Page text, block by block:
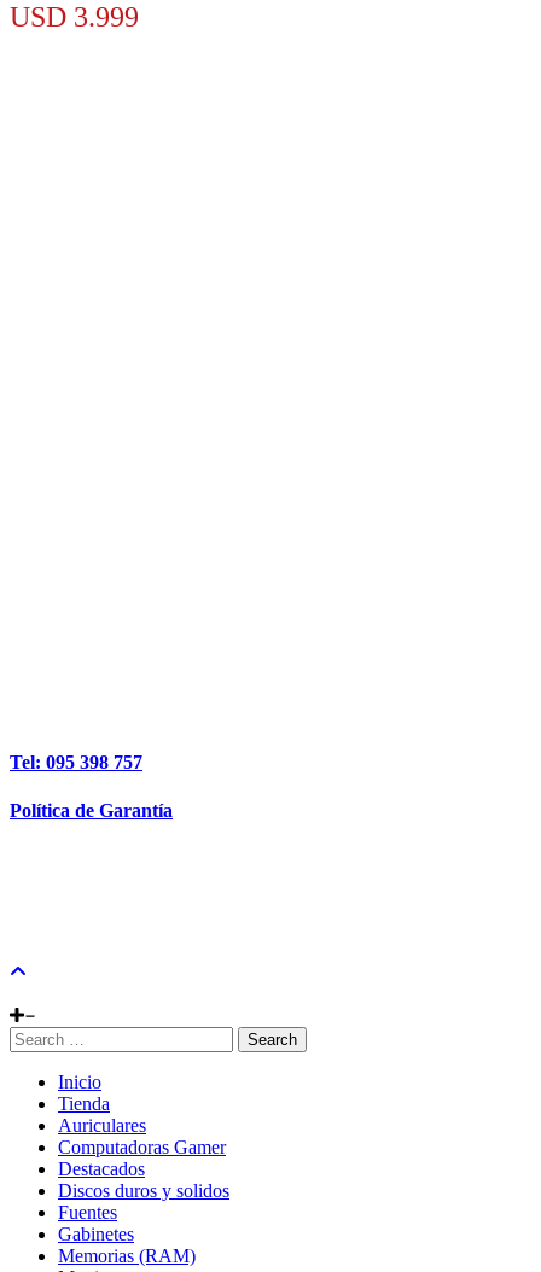
USD 3.999
Tel: 095 398 757
Política de Garantía
Search
Inicio
Tienda
Auriculares
Computadoras Gamer
Destacados
Discos duros y solidos
Fuentes
Gabinetes
Memorias (RAM)